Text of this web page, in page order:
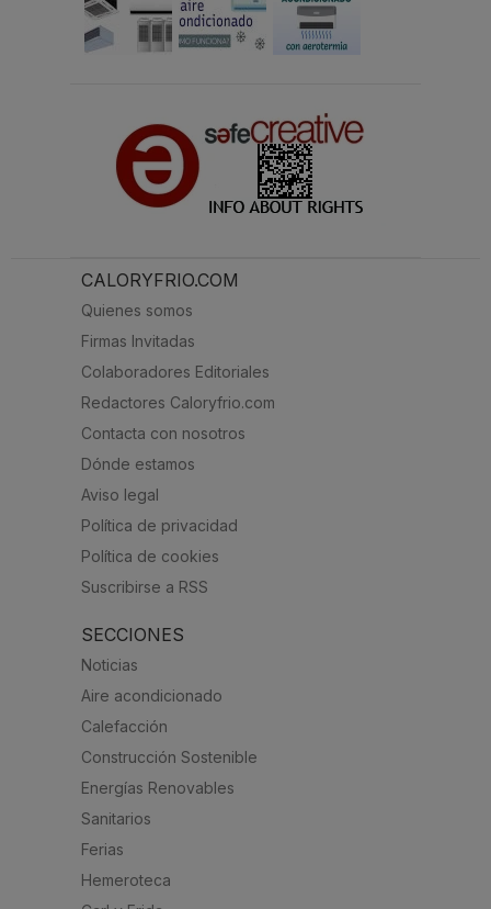
CALORYFRIO.COM
Quienes somos
Firmas Invitadas
Colaboradores Editoriales
Redactores Caloryfrio.com
Contacta con nosotros
Dónde estamos
Aviso legal
Política de privacidad
Política de cookies
Suscribirse a RSS
SECCIONES
Noticias
Aire acondicionado
Calefacción
Construcción Sostenible
Energías Renovables
Sanitarios
Ferias
Hemeroteca